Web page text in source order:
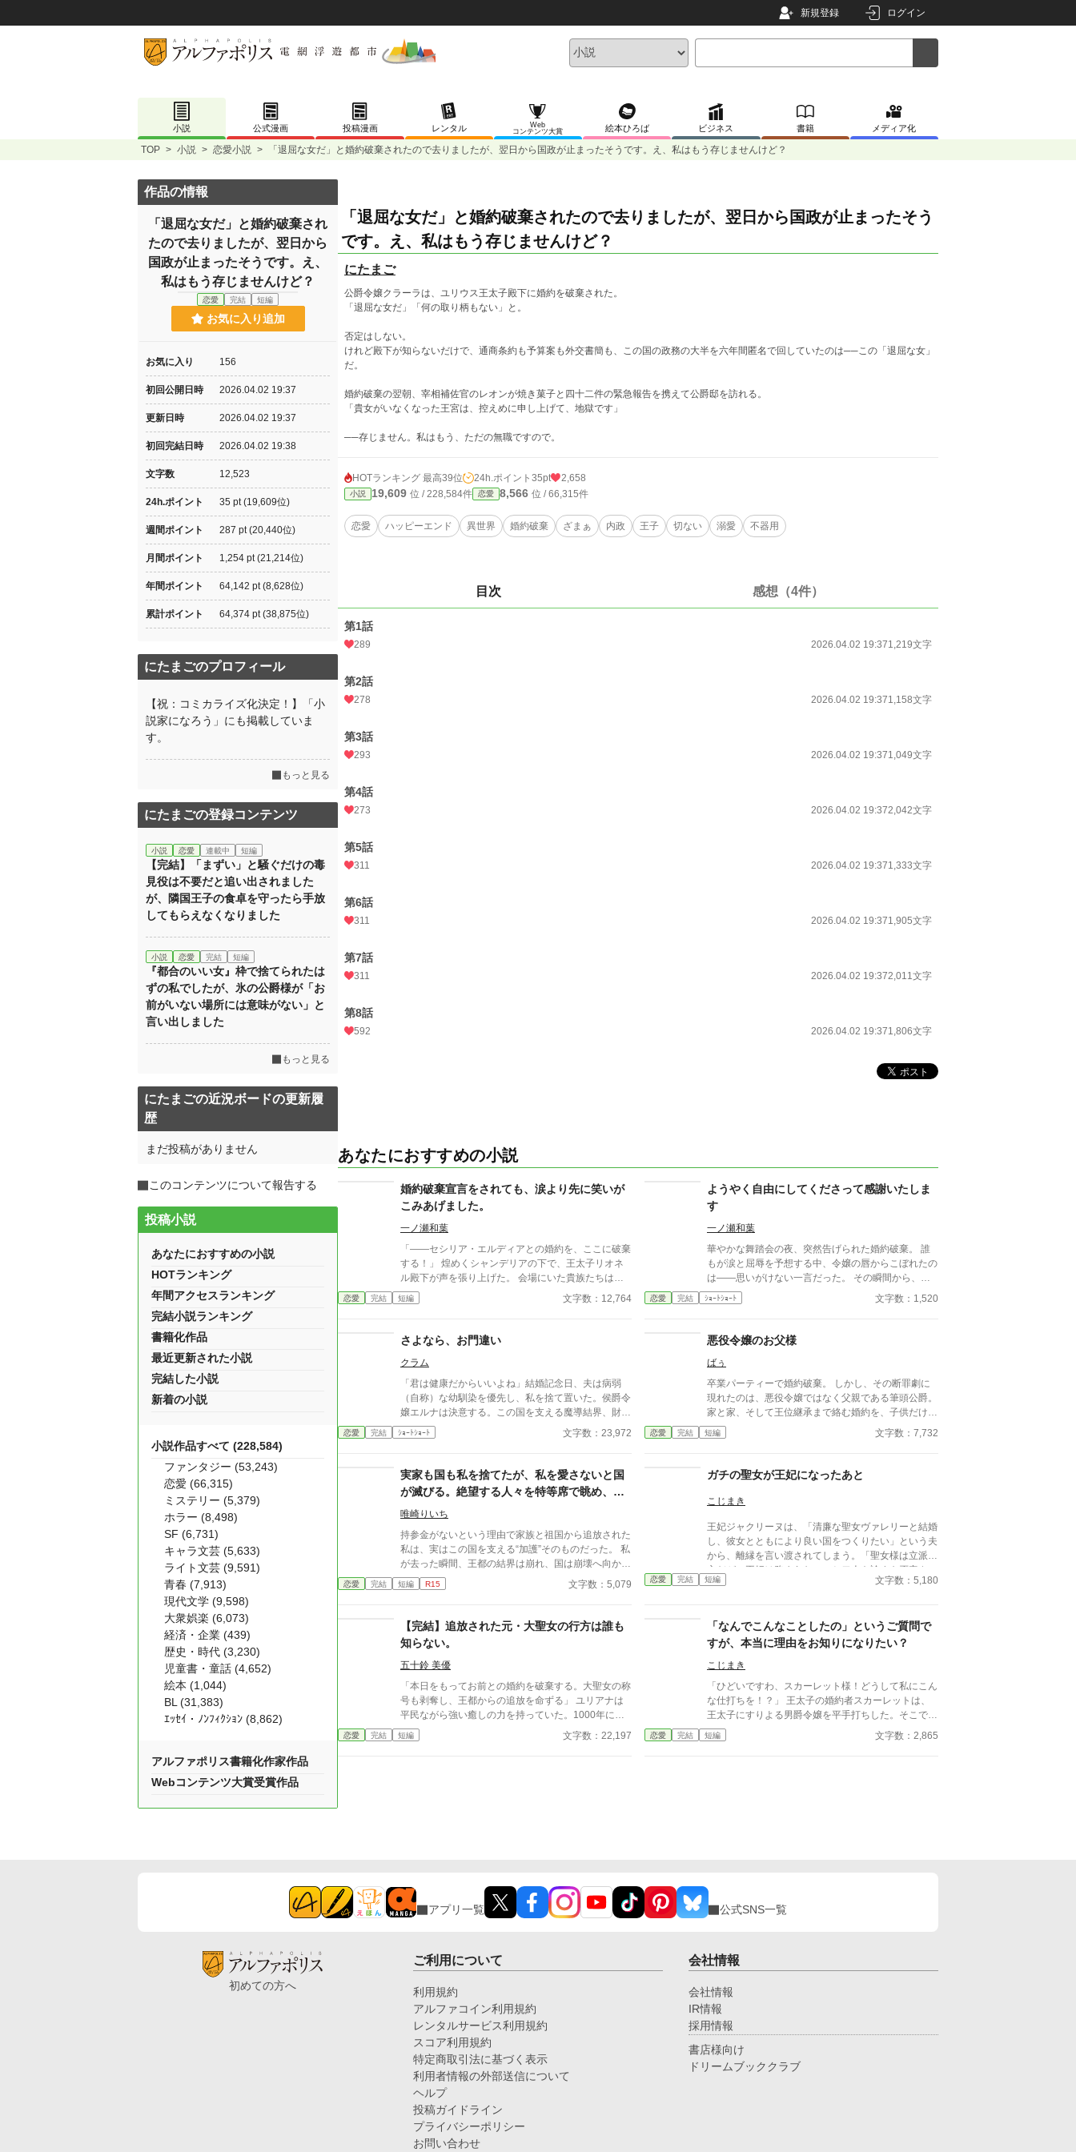
新規登録 ログイン
小説 公式漫画 投稿漫画 レンタル
Web
コンテンツ大賞
絵本ひろば ビジネス 書籍 メディア化
TOP > 小説 > 恋愛小説 > 「退屈な女だ」と婚約破棄されたので去りましたが、翌日から国政が止まったそうです。え、私はもう存じませんけど？
「退屈な女だ」と婚約破棄されたので去りましたが、翌日から国政が止まったそう
です。え、私はもう存じませんけど？
にたまご
公爵令嬢クラーラは、ユリウス王太子殿下に婚約を破棄された。
「退屈な女だ」「何の取り柄もない」と。
否定はしない。
けれど殿下が知らないだけで、通商条約も予算案も外交書簡も、この国の政務の大半を六年間匿名で回していたのは──この「退屈な女」
だ。
婚約破棄の翌朝、宰相補佐官のレオンが焼き菓子と四十二件の緊急報告を携えて公爵邸を訪れる。
「貴女がいなくなった王宮は、控えめに申し上げて、地獄です」
──存じません。私はもう、ただの無職ですので。
HOTランキング 最高39位 24h.ポイント 35pt 2,658
小説 19,609 位 / 228,584件 恋愛 8,566 位 / 66,315件
恋愛 ハッピーエンド 異世界 婚約破棄 ざまぁ 内政 王子 切ない 溺愛 不器用
目次 感想（4件）
第1話
289 2026.04.02 19:371,219文字
第2話
278 2026.04.02 19:371,158文字
第3話
293 2026.04.02 19:371,049文字
第4話
273 2026.04.02 19:372,042文字
第5話
311 2026.04.02 19:371,333文字
第6話
311 2026.04.02 19:371,905文字
第7話
311 2026.04.02 19:372,011文字
第8話
592 2026.04.02 19:371,806文字
あなたにおすすめの小説
婚約破棄宣言をされても、涙より先に笑いが
こみあげました。
一ノ瀬和葉
「――セシリア・エルディアとの婚約を、ここに破棄
する！」 煌めくシャンデリアの下で、王太子リオネ
ル殿下が声を張り上げた。 会場にいた貴族たちは一
斉に息を呑み、舞踏の音楽さえ止まる。 ……ああ、
やっと来たか。 婚約破棄。断罪。悪役令嬢への審
の醜態をさらす―― ……はずだったのだろう。周囲
の期待としては。 だが、残念。 私の胸に込みあげて
きたのは、涙ではなく、笑いだった。 （だって……
ようやく自由になれるんですもの） その瞬間の私の
顔を、誰も「悪役令嬢」とは呼べなかったはずだ。
なろう、カクヨム様でも投稿しています。 なろう日
後日談の方を一部修正しました。
恋愛 完結 短編 文字数：12,764
ようやく自由にしてくださって感謝いたしま
す
一ノ瀬和葉
華やかな舞踏会の夜、突然告げられた婚約破棄。 誰
もが涙と屈辱を予想する中、令嬢の唇からこぼれたの
は――思いがけない一言だった。 その瞬間から、運
命は静かに、しかし決定的に動き出す。 ※ご都合で
す、小説家になろう様でも投稿しています。
恋愛 完結 ｼｮｰﾄｼｮｰﾄ 文字数：1,520
さよなら、お門違い
クラム
「君は健康だからいいよね」結婚記念日、夫は病弱
（自称）な幼馴染を優先し、私を捨て置いた。侯爵令
嬢エルナは決意する。この国を支える魔導結界、財政
管理、屋敷の全実務――すべてを投げ出し、私の価値
を正しく評価する場所へ行くと。鍵を折った瞬間、崩
しいですわ。
恋愛 完結 ｼｮｰﾄｼｮｰﾄ 文字数：23,972
悪役令嬢のお父様
ばぅ
卒業パーティーで婚約破棄。 しかし、その断罪劇に
現れたのは、悪役令嬢ではなく父親である筆頭公爵。
家と家、そして王位継承まで絡む婚約を、子供だけで
勝手に壊せるわけがない。 「家の話であれば、私を
通していただこうか」 その一言で、恋に酔った王太
棄を現実でやってしまった愚かな王太子に、大人たち
恋愛 完結 短編 文字数：7,732
実家も国も私を捨てたが、私を愛さないと国
が滅びる。絶望する人々を特等席で眺め、冷
徹な王子の腕の中で思考停止する。
唯崎りいち
持参金がないという理由で家族と祖国から追放された
私は、実はこの国を支える“加護”そのものだった。 私
が去った瞬間、王都の結界は崩れ、国は崩壊へ向かい
始める。 そんな私を拾ったのは、冷徹と噂される隣
国の王子。 「やっと見つけた。お前は俺のものだ」
に、彼の腕の中で溺愛されていた。
恋愛 完結 短編 R15 文字数：5,079
ガチの聖女が王妃になったあと
こじまき
王妃ジャクリーヌは、「清廉な聖女ヴァレリーと結婚
し、彼女とともにより良い国をつくりたい」という夫
から、離縁を言い渡されてしまう。「聖女様は立派な
方だが、王妃は務まらない」と二人を諭すも否定さ
れ、廃妃となって隣国の公爵に嫁ぐことに。一方ジャ
て悪人ではない。けれども、王妃には向いていなかっ
た。 ※小説家になろうにも投稿しています。
恋愛 完結 短編 文字数：5,180
【完結】追放された元・大聖女の行方は誰も
知らない。
五十鈴 美優
「本日をもってお前との婚約を破棄する。大聖女の称
号も剥奪し、王都からの追放を命ずる」 ユリアナは
平民ながら強い癒しの力を持っていた。1000年に一
度現れるとされる大聖女の称号を得て、婚約者となっ
た王子リッドと共に魔物討伐に邁進する日々を送って
恋愛 完結 短編 文字数：22,197
「なんでこんなことしたの」というご質問で
すが、本当に理由をお知りになりたい？
こじまき
「ひどいですわ、スカーレット様！どうして私にこん
な仕打ちを！？」 王太子の婚約者スカーレットは、
王太子にすりよる男爵令嬢を平手打ちした。そこで返
ってきたのが「どうしてこんなことを」という質問で
ある。 わからないなら、丁寧にご説明して差し上げ
恋愛 完結 短編 文字数：2,865
作品の情報
「退屈な女だ」と婚約破棄され
たので去りましたが、翌日から
国政が止まったそうです。え、
私はもう存じませんけど？
恋愛 完結 短編
お気に入り追加
お気に入り 156
初回公開日時 2026.04.02 19:37
更新日時 2026.04.02 19:37
初回完結日時 2026.04.02 19:38
文字数 12,523
24h.ポイント 35 pt (19,609位)
週間ポイント 287 pt (20,440位)
月間ポイント 1,254 pt (21,214位)
年間ポイント 64,142 pt (8,628位)
累計ポイント 64,374 pt (38,875位)
にたまごのプロフィール
【祝：コミカライズ化決定！】「小
説家になろう」にも掲載していま
す。
もっと見る
にたまごの登録コンテンツ
小説 恋愛 連載中 短編
【完結】「まずい」と騒ぐだけの毒
見役は不要だと追い出されました
が、隣国王子の食卓を守ったら手放
してもらえなくなりました
小説 恋愛 完結 短編
『都合のいい女』枠で捨てられたは
ずの私でしたが、氷の公爵様が「お
前がいない場所には意味がない」と
言い出しました
もっと見る
にたまごの近況ボードの更新履
歴
まだ投稿がありません
このコンテンツについて報告する
投稿小説
あなたにおすすめの小説
HOTランキング
年間アクセスランキング
完結小説ランキング
書籍化作品
最近更新された小説
完結した小説
新着の小説
小説作品すべて (228,584)
ファンタジー (53,243)
恋愛 (66,315)
ミステリー (5,379)
ホラー (8,498)
SF (6,731)
キャラ文芸 (5,633)
ライト文芸 (9,591)
青春 (7,913)
現代文学 (9,598)
大衆娯楽 (6,073)
経済・企業 (439)
歴史・時代 (3,230)
児童書・童話 (4,652)
絵本 (1,044)
BL (31,383)
ｴｯｾｲ・ﾉﾝﾌｨｸｼｮﾝ (8,862)
アルファポリス書籍化作家作品
Webコンテンツ大賞受賞作品
アプリ一覧 公式SNS一覧
初めての方へ
ご利用について
利用規約
アルファコイン利用規約
レンタルサービス利用規約
スコア利用規約
特定商取引法に基づく表示
利用者情報の外部送信について
ヘルプ
投稿ガイドライン
プライバシーポリシー
お問い合わせ
会社情報
会社情報
IR情報
採用情報
書店様向け
ドリームブッククラブ